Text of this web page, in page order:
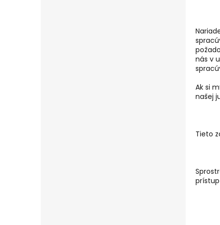
nás v
Ak si
našej
Tieto
prístup